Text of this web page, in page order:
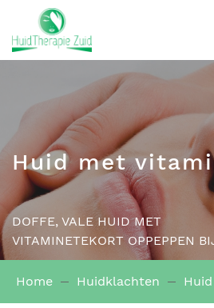
LPG
Huid met
DOFFE, VALE HUID MET
VITAMINETEKORT OPPEPPEN
Home Huidklachten